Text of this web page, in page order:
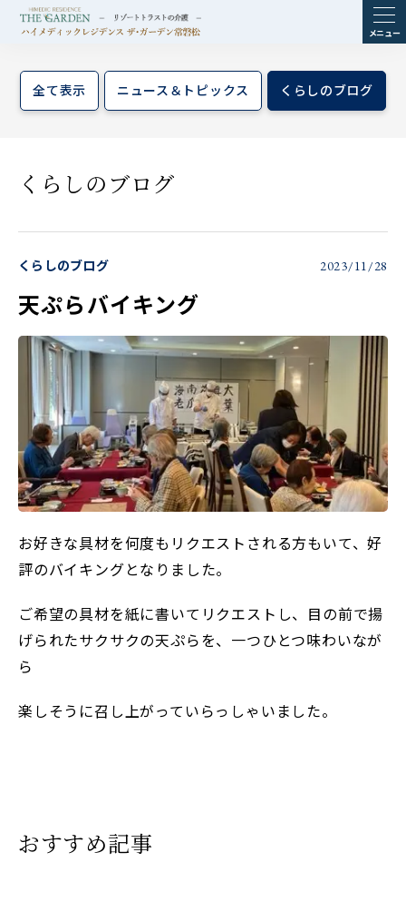
ME
NU
全て表示 ニュース＆トピックス くらしのブログ
くらしのブログ
くらしのブログ 2023/11/28
天ぷらバイキング
お好きな具材を何度もリクエストされる方もいて、好
評のバイキングとなりました。
ご希望の具材を紙に書いてリクエストし、目の前で揚
げられたサクサクの天ぷらを、一つひとつ味わいなが
ら
楽しそうに召し上がっていらっしゃいました。
おすすめ記事